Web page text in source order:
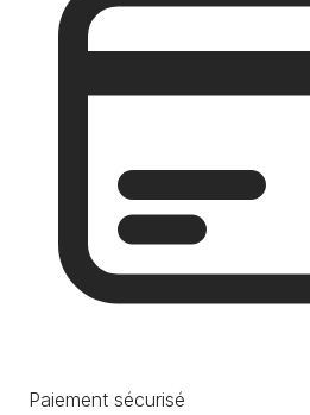
Paiement sécurisé